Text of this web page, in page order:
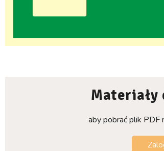
Materiały
aby pobrać plik PDF